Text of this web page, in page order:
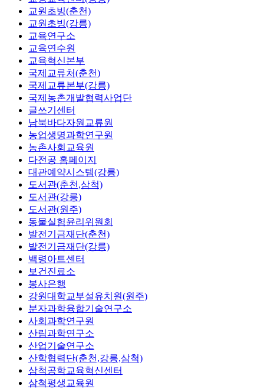
교원초빙(춘천)
교원초빙(강릉)
교육연구소
교육연수원
교육혁신본부
국제교류처(춘천)
국제교류본부(강릉)
국제농촌개발협력사업단
글쓰기센터
남북바다자원교류원
농업생명과학연구원
농촌사회교육원
다전공 홈페이지
대관예약시스템(강릉)
도서관(춘천,삼척)
도서관(강릉)
도서관(원주)
동물실험윤리위원회
발전기금재단(춘천)
발전기금재단(강릉)
백령아트센터
보건진료소
봉사은행
강원대학교부설유치원(원주)
분자과학융합기술연구소
사회과학연구원
산림과학연구소
산업기술연구소
산학협력단(춘천,강릉,삼척)
삼척공학교육혁신센터
삼척평생교육원